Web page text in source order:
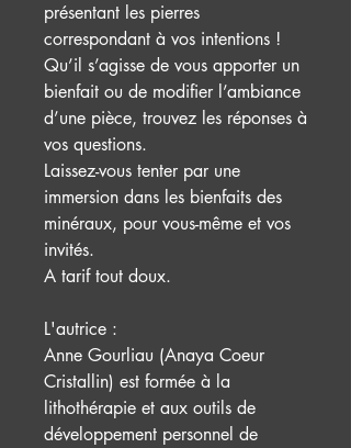
présentant les pierres
correspondant à vos intentions !
Qu’il s’agisse de vous apporter un
bienfait ou de modifier l’ambiance
d’une pièce, trouvez les réponses à
vos questions.
Laissez-vous tenter par une
immersion dans les bienfaits des
minéraux, pour vous-même et vos
invités.
A tarif tout doux.
L'autrice :
Anne Gourliau (Anaya Coeur
Cristallin) est formée à la
lithothérapie et aux outils de
développement personnel de